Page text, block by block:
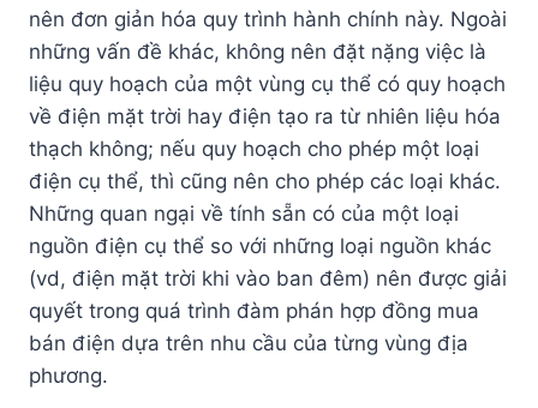
nên đơn giản hóa quy trình hành chính này. Ngoài
những vấn đề khác, không nên đặt nặng việc là
liệu quy hoạch của một vùng cụ thể có quy hoạch
về điện mặt trời hay điện tạo ra từ nhiên liệu hóa
thạch không; nếu quy hoạch cho phép một loại
điện cụ thể, thì cũng nên cho phép các loại khác.
Những quan ngại về tính sẵn có của một loại
nguồn điện cụ thể so với những loại nguồn khác
(vd, điện mặt trời khi vào ban đêm) nên được giải
quyết trong quá trình đàm phán hợp đồng mua
bán điện dựa trên nhu cầu của từng vùng địa
phương.